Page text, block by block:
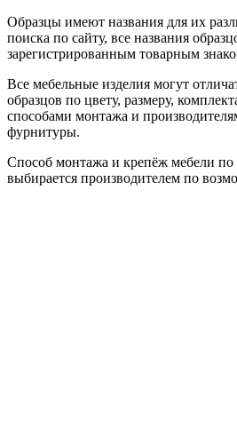
Образцы имеют названия для их
поиска по сайту, все названия
зарегистрированным товарным
Все мебельные изделия могут
образцов по цвету, размеру,
способами монтажа и
фурнитуры.
Способ монтажа и крепёж мебели по
выбирается производителем по